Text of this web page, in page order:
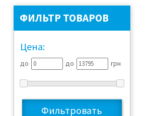
ФИЛЬТР ТОВАРОВ
Цена:
до до грн